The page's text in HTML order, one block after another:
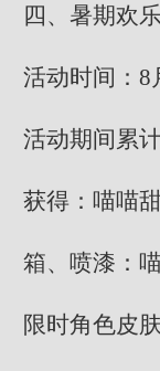
四、暑期欢
活动时间：8
活动期间累
获得：喵喵
箱、喷漆：
限时角色皮